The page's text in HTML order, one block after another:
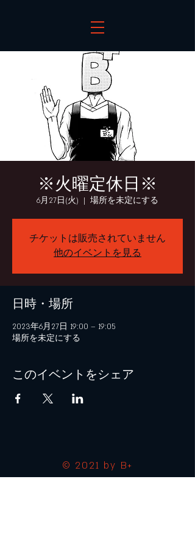
※火曜定休日※
6月27日(火)
  |
場所を未定にする
チケットは販売されていません
他のイベントを見る
日時・場所
2023年6月27日 19:00 – 19:05
場所を未定にする
このイベントをシェア
© 2021 by B+